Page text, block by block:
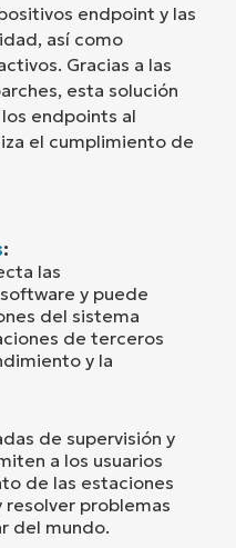
endpoint y las
así como
Gracias a las
esta solución
endpoints al
el cumplimiento de
:
las
y puede
del sistema
de terceros
y la
de supervisión y
a los usuarios
de las estaciones
problemas
del mundo.